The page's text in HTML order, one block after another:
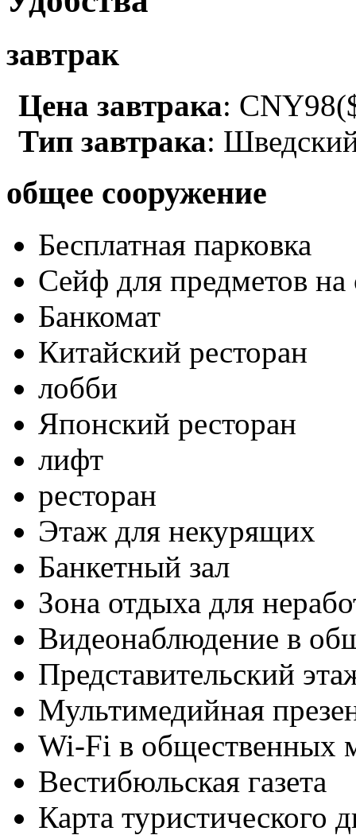
завтрак
Цена завтрака:
Тип завтрака:
общее сооружение
Бесплатная парковка
Сейф для предметов на
Банкомат
Китайский ресторан
лобби
Японский ресторан
лифт
ресторан
Этаж для некурящих
Банкетный зал
Зона отдыха для
Видеонаблюдение в
Представительский
Мультимедийная
Wi-Fi в общественных
Вестибюльская газета
Карта туристического